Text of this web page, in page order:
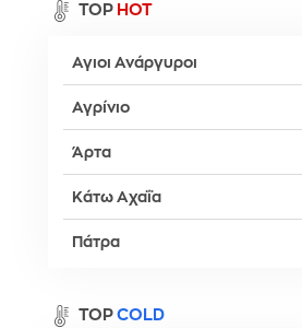
TOP HOT
Αγιοι Ανάργυροι
Αγρίνιο
Άρτα
Κάτω Αχαΐα
Πάτρα
TOP COLD